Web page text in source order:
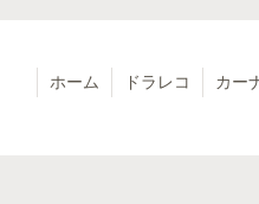
ホーム ドラレコ カー